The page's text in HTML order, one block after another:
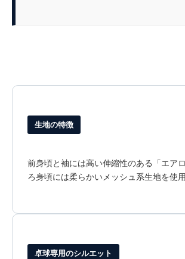
生地の特徴
前身頃と袖には高い伸縮性のある「エア
ろ身頃には柔らかいメッシュ系生地を使
卓球専用のシルエット